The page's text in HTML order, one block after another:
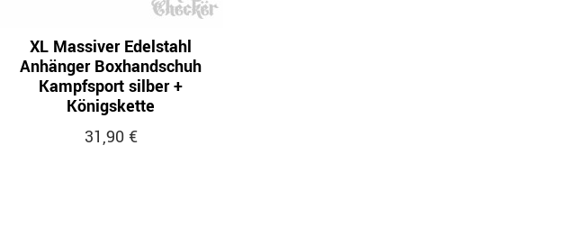
XL Massiver Edelstahl
Anhänger Boxhandschuh
Kampfsport silber +
Königskette
31,90 €